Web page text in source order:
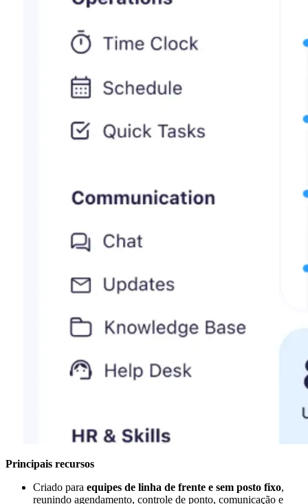
Principais recursos
Criado para equipes de linha de frente e sem posto fixo,
reunindo agendamento, controle de ponto, comunicação e